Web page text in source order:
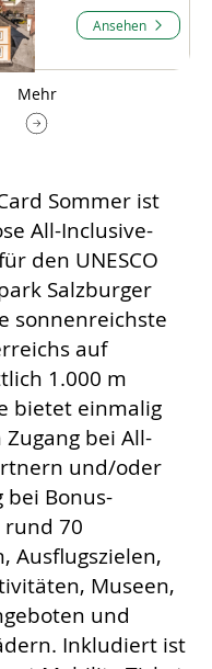
Ansehen
Mehr
Sommer ist
All-Inclusive-
den UNESCO
Salzburger
sonnenreichste
auf
1.000 m
bietet einmalig
bei All-
und/oder
bei Bonus-
rund 70
Ausflugszielen,
Museen,
und
Inkludiert ist